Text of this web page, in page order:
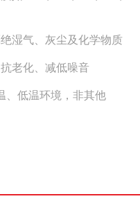
湿气、灰尘及化学物质
老化、减低噪音
、低温环境，非其他